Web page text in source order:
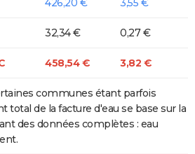
32,34 € 0,27 €
458,54 € 3,82 €
communes étant parfois
total de la facture d'eau se base sur la
des données complètes : eau